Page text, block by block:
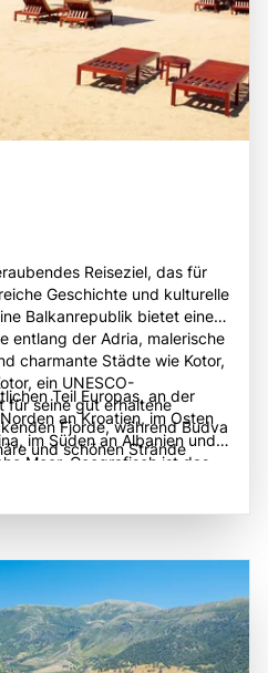
Reiseziel, das für
Geschichte und kulturelle
Balkanrepublik bietet eine
entlang der Adria, malerische
charmante Städte wie Kotor,
ein UNESCO-
für seine gut erhaltene
Fjorde, während Budva
und schönen Strände
eine bewegte Geschichte,
Byzantiner und Osmanen. Die
bietet zahlreiche
wie Wandern,
Besucher sollten Montenegro
atemberaubenden
Gastfreundschaft der
Teil Europas, an der
an Kroatien, im Osten
im Süden an Albanien und
Meer. Geografisch ist das
darunter die
und den internationalen
zu vielen
Die zentrale Lage macht
Ausgangspunkt für
Regionen,